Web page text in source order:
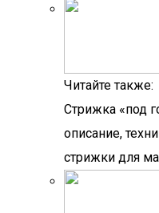
Читайте также:
Стрижка «под
описание,
стрижки для